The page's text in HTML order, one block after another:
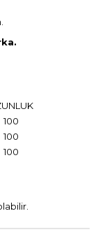
100
100
100